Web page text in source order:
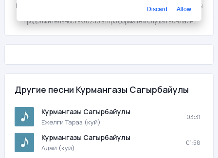
На этой странице вы можете скачать песню бесплатно Курмангазы
Сагырбайулы - Кызыл кайын (куй) с битрейтом 320 kb/s и
продолжительностью 02:10 в mp3 формате и слушать онлайн.
Другие песни Курмангазы Сагырбайулы
Курмангазы Сагырбайулы
Ежелги Тараз (куй)
03:31
Курмангазы Сагырбайулы
Адай (куй)
01:58
Discard Allow